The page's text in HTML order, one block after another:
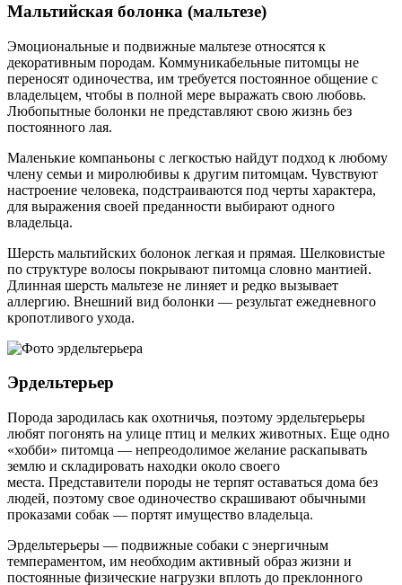
Мальтийская болонка (мальтезе)
Эмоциональные и подвижные мальтезе относятся к
декоративным породам. Коммуникабельные питомцы не
переносят одиночества, им требуется постоянное общение с
владельцем, чтобы в полной мере выражать свою любовь.
Любопытные болонки не представляют свою жизнь без
постоянного лая.
Маленькие компаньоны с легкостью найдут подход к любому
члену семьи и миролюбивы к другим питомцам. Чувствуют
настроение человека, подстраиваются под черты характера,
для выражения своей преданности выбирают одного
владельца.
Шерсть мальтийских болонок легкая и прямая. Шелковистые
по структуре волосы покрывают питомца словно мантией.
Длинная шерсть мальтезе не линяет и редко вызывает
аллергию. Внешний вид болонки — результат ежедневного
кропотливого ухода.
Эрдельтерьер
Порода зародилась как охотничья, поэтому эрдельтерьеры
любят погонять на улице птиц и мелких животных. Еще одно
«хобби» питомца — непреодолимое желание раскапывать
землю и складировать находки около своего
места. Представители породы не терпят оставаться дома без
людей, поэтому свое одиночество скрашивают обычными
проказами собак — портят имущество владельца.
Эрдельтерьеры — подвижные собаки с энергичным
темпераментом, им необходим активный образ жизни и
постоянные физические нагрузки вплоть до преклонного